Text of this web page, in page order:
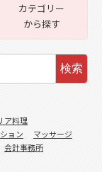
カテゴリー
から探す
検索
ア料理
ョン
マッサージ
会計事務所